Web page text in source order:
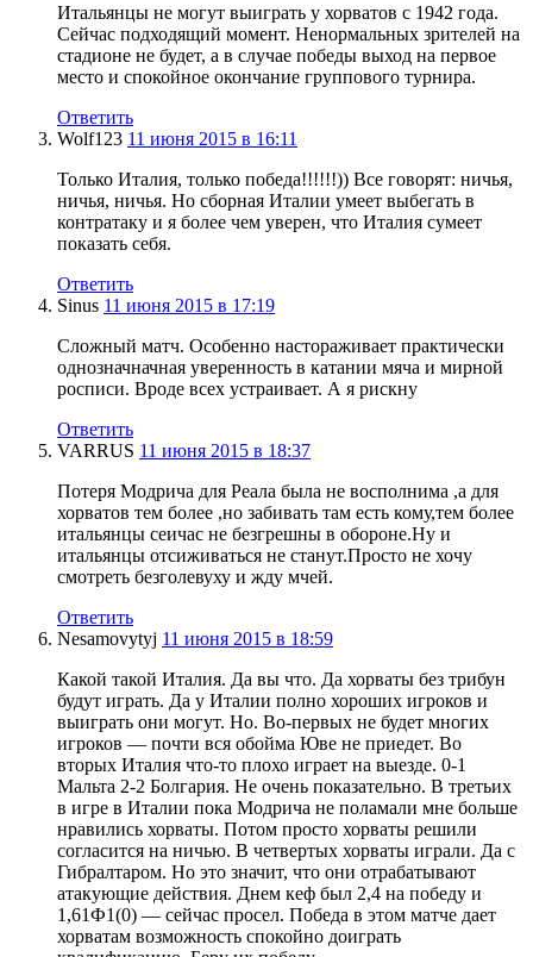
Итальянцы не могут выиграть у хорватов с 1942 года.
Сейчас подходящий момент. Ненормальных зрителей на
стадионе не будет, а в случае победы выход на первое
место и спокойное окончание группового турнира.
Ответить
Wolf123 11 июня 2015 в 16:11
Только Италия, только победа!!!!!!)) Все говорят: ничья,
ничья, ничья. Но сборная Италии умеет выбегать в
контратаку и я более чем уверен, что Италия сумеет
показать себя.
Ответить
Sinus 11 июня 2015 в 17:19
Сложный матч. Особенно настораживает практически
однозначначная уверенность в катании мяча и мирной
росписи. Вроде всех устраивает. А я рискну
Ответить
VARRUS 11 июня 2015 в 18:37
Потеря Модрича для Реала была не восполнима ,а для
хорватов тем более ,но забивать там есть кому,тем более
итальянцы сеичас не безгрешны в обороне.Ну и
итальянцы отсиживаться не станут.Просто не хочу
смотреть безголевуху и жду мчей.
Ответить
Nesamovytyj 11 июня 2015 в 18:59
Какой такой Италия. Да вы что. Да хорваты без трибун
будут играть. Да у Италии полно хороших игроков и
выиграть они могут. Но. Во-первых не будет многих
игроков — почти вся обойма Юве не приедет. Во
вторых Италия что-то плохо играет на выезде. 0-1
Мальта 2-2 Болгария. Не очень показательно. В третьих
в игре в Италии пока Модрича не поламали мне больше
нравились хорваты. Потом просто хорваты решили
согласится на ничью. В четвертых хорваты играли. Да с
Гибралтаром. Но это значит, что они отрабатывают
атакующие действия. Днем кеф был 2,4 на победу и
1,61Ф1(0) — сейчас просел. Победа в этом матче дает
хорватам возможность спокойно доиграть